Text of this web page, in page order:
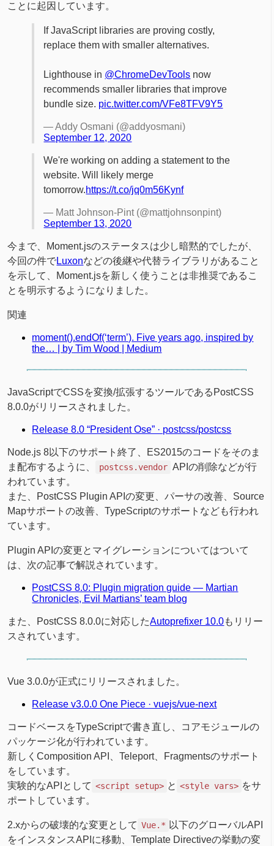
ことに起因しています。
If JavaScript libraries are proving costly,
replace them with smaller alternatives.
Lighthouse in @ChromeDevTools now
recommends smaller libraries that improve
bundle size. pic.twitter.com/VFe8TFV9Y5
— Addy Osmani (@addyosmani)
September 12, 2020
We're working on adding a statement to the
website. Will likely merge
tomorrow.https://t.co/jq0m56Kynf
— Matt Johnson-Pint (@mattjohnsonpint)
September 13, 2020
今まで、Moment.jsのステータスは少し暗黙的でしたが、
今回の件でLuxonなどの後継や代替ライブラリがあること
を示して、Moment.jsを新しく使うことは非推奨であるこ
とを明示するようになりました。
関連
moment().endOf(‘term’). Five years ago, inspired by
the… | by Tim Wood | Medium
JavaScriptでCSSを変換/拡張するツールであるPostCSS
8.0.0がリリースされました。
Release 8.0 “President Ose” · postcss/postcss
Node.js 8以下のサポート終了、ES2015のコードをそのま
ま配布するように、
postcss.vendor APIの削除などが行
われています。
また、PostCSS Plugin APIの変更、パーサの改善、Source
Mapサポートの改善、TypeScriptのサポートなども行われ
ています。
Plugin APIの変更とマイグレーションについてはついて
は、次の記事で解説されています。
PostCSS 8.0: Plugin migration guide — Martian
Chronicles, Evil Martians’ team blog
また、PostCSS 8.0.0に対応したAutoprefixer 10.0もリリー
スされています。
Vue 3.0.0が正式にリリースされました。
Release v3.0.0 One Piece · vuejs/vue-next
コードベースをTypeScriptで書き直し、コアモジュールの
パッケージ化が行われています。
新しくComposition API、Teleport、Fragmentsのサポート
をしています。
実験的なAPIとして <script setup> と <style vars> をサ
ポートしています。
2.xからの破壊的な変更として Vue.* 以下のグローバルAPI
をインスタンスAPIに移動、Template Directiveの挙動の変